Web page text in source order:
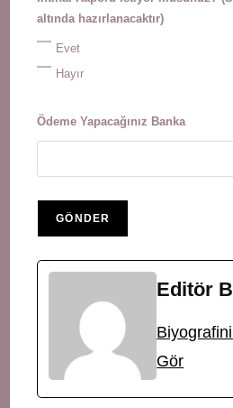
altında hazırlanacaktır)
Evet
Hayır
Ödeme Yapacağınız Banka
Editör
Gör